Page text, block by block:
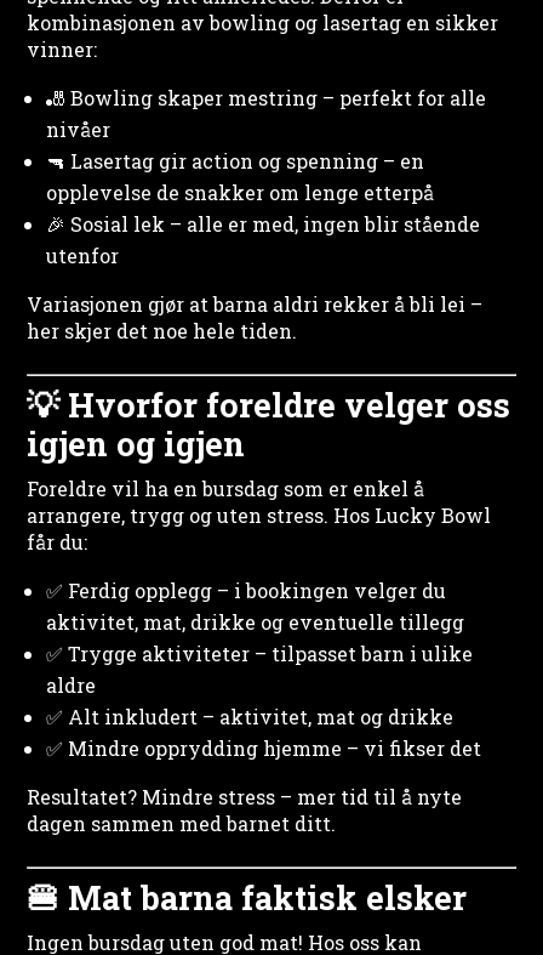
kombinasjonen av bowling og lasertag en sikker
vinner:
🎳 Bowling skaper mestring – perfekt for alle
nivåer
🔫 Lasertag gir action og spenning – en
opplevelse de snakker om lenge etterpå
🎉 Sosial lek – alle er med, ingen blir stående
utenfor
Variasjonen gjør at barna aldri rekker å bli lei –
her skjer det noe hele tiden.
💡 Hvorfor foreldre velger oss
igjen og igjen
Foreldre vil ha en bursdag som er enkel å
arrangere, trygg og uten stress. Hos Lucky Bowl
får du:
✅ Ferdig opplegg – i bookingen velger du
aktivitet, mat, drikke og eventuelle tillegg
✅ Trygge aktiviteter – tilpasset barn i ulike
aldre
✅ Alt inkludert – aktivitet, mat og drikke
✅ Mindre opprydding hjemme – vi fikser det
Resultatet? Mindre stress – mer tid til å nyte
dagen sammen med barnet ditt.
🍔 Mat barna faktisk elsker
Ingen bursdag uten god mat! Hos oss kan